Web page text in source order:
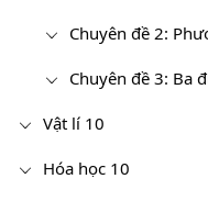
Chuyên đề 3: Ba
Vật lí 10
Hóa học 10